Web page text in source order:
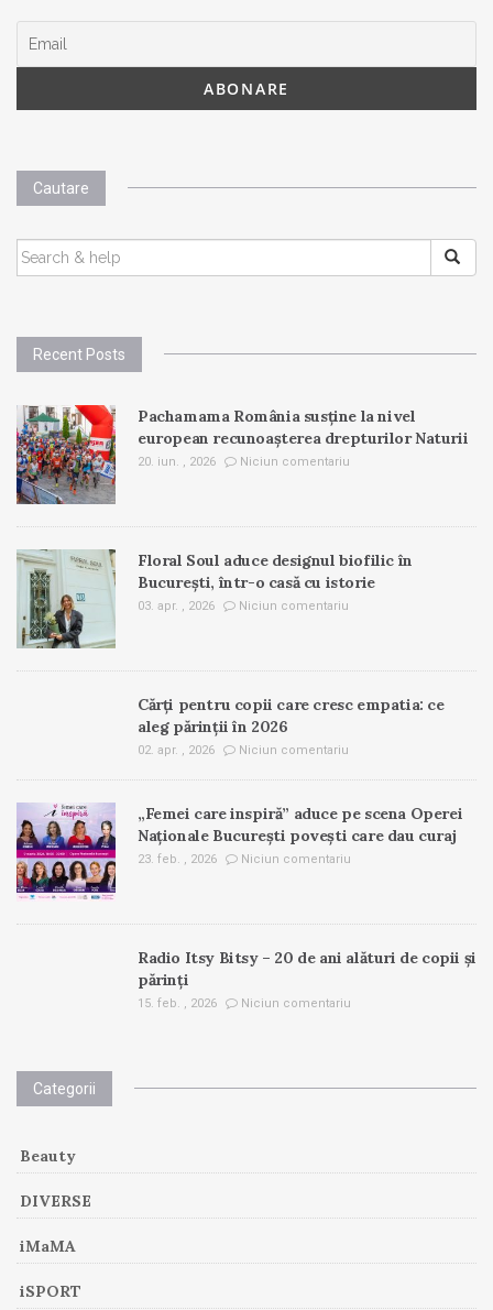
Cautare
SEARCH
FOR:
Recent Posts
Pachamama România susține la nivel
european recunoașterea drepturilor Naturii
20. iun. , 2026 Niciun comentariu
Floral Soul aduce designul biofilic în
București, într-o casă cu istorie
03. apr. , 2026 Niciun comentariu
Cărți pentru copii care cresc empatia: ce
aleg părinții în 2026
02. apr. , 2026 Niciun comentariu
„Femei care inspiră” aduce pe scena Operei
Naționale București povești care dau curaj
23. feb. , 2026 Niciun comentariu
Radio Itsy Bitsy – 20 de ani alături de copii și
părinți
15. feb. , 2026 Niciun comentariu
Categorii
Beauty
DIVERSE
iMaMA
iSPORT